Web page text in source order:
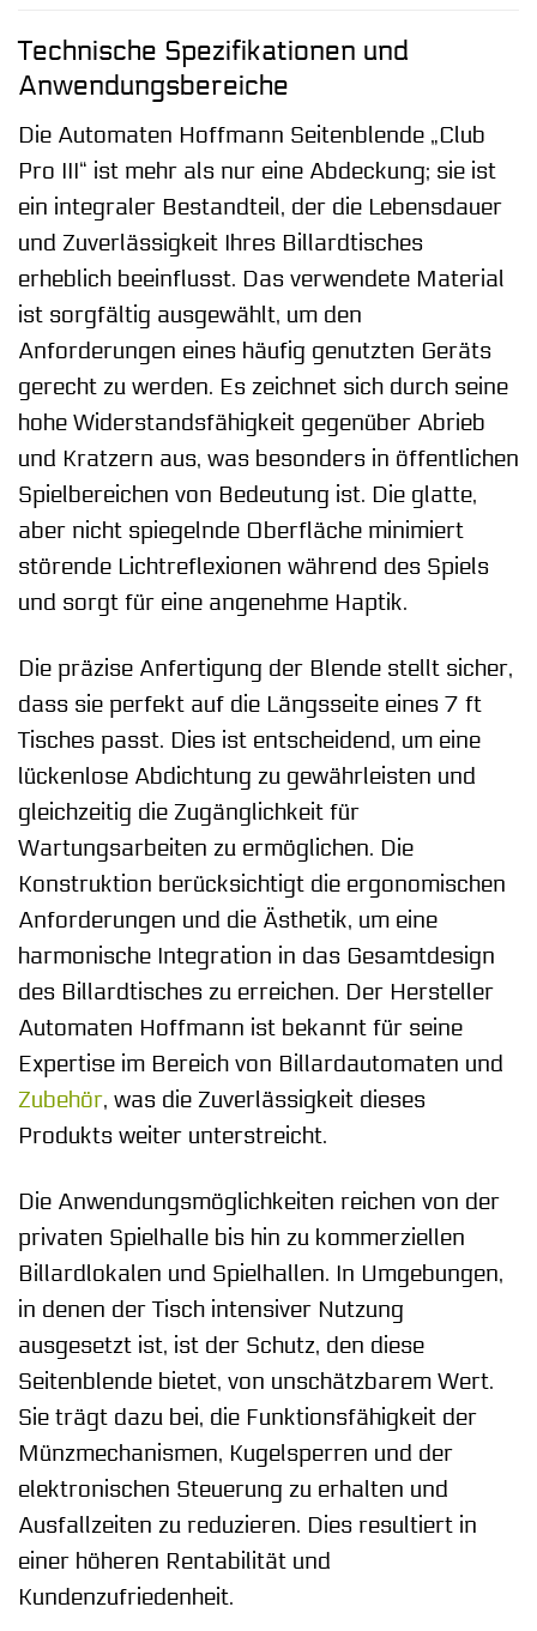
Technische Spezifikationen und
Anwendungsbereiche
Die Automaten Hoffmann Seitenblende „Club
Pro III“ ist mehr als nur eine Abdeckung; sie ist
ein integraler Bestandteil, der die Lebensdauer
und Zuverlässigkeit Ihres Billardtisches
erheblich beeinflusst. Das verwendete Material
ist sorgfältig ausgewählt, um den
Anforderungen eines häufig genutzten Geräts
gerecht zu werden. Es zeichnet sich durch seine
hohe Widerstandsfähigkeit gegenüber Abrieb
und Kratzern aus, was besonders in öffentlichen
Spielbereichen von Bedeutung ist. Die glatte,
aber nicht spiegelnde Oberfläche minimiert
störende Lichtreflexionen während des Spiels
und sorgt für eine angenehme Haptik.
Die präzise Anfertigung der Blende stellt sicher,
dass sie perfekt auf die Längsseite eines 7 ft
Tisches passt. Dies ist entscheidend, um eine
lückenlose Abdichtung zu gewährleisten und
gleichzeitig die Zugänglichkeit für
Wartungsarbeiten zu ermöglichen. Die
Konstruktion berücksichtigt die ergonomischen
Anforderungen und die Ästhetik, um eine
harmonische Integration in das Gesamtdesign
des Billardtisches zu erreichen. Der Hersteller
Automaten Hoffmann ist bekannt für seine
Expertise im Bereich von Billardautomaten und
Zubehör, was die Zuverlässigkeit dieses
Produkts weiter unterstreicht.
Die Anwendungsmöglichkeiten reichen von der
privaten Spielhalle bis hin zu kommerziellen
Billardlokalen und Spielhallen. In Umgebungen,
in denen der Tisch intensiver Nutzung
ausgesetzt ist, ist der Schutz, den diese
Seitenblende bietet, von unschätzbarem Wert.
Sie trägt dazu bei, die Funktionsfähigkeit der
Münzmechanismen, Kugelsperren und der
elektronischen Steuerung zu erhalten und
Ausfallzeiten zu reduzieren. Dies resultiert in
einer höheren Rentabilität und
Kundenzufriedenheit.